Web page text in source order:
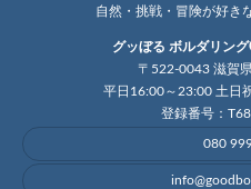
自然・挑戦・冒険が好き
グッぼる ボルダリン
〒522-0043 滋賀
平日16:00～23:00 土日
登録番号：
080